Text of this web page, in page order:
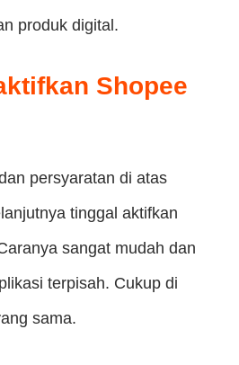
produk digital.
Shopee
persyaratan di atas
tinggal aktifkan
sangat mudah dan
terpisah. Cukup di
sama.